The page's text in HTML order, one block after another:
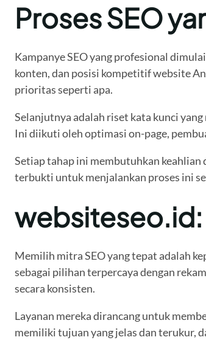
Proses SEO
Kampanye SEO yang profesional
konten, dan posisi kompetitif website
prioritas seperti apa.
Selanjutnya adalah riset kata kunci
Ini diikuti oleh optimasi on-page,
Setiap tahap ini membutuhkan keahlian
terbukti untuk menjalankan proses ini
websiteseo.id:
Memilih mitra SEO yang tepat adalah
sebagai pilihan terpercaya dengan
secara konsisten.
Layanan mereka dirancang untuk
memiliki tujuan yang jelas dan terukur,